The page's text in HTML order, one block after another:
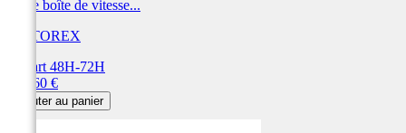
Huile boîte de vitesse...
MOTOREX
Départ 48H-72H
497,60 €
Ajouter au panier